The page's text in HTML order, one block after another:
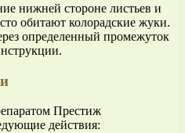
нижней стороне листьев и
обитают колорадские жуки.
определенный промежуток
Престиж
действия: